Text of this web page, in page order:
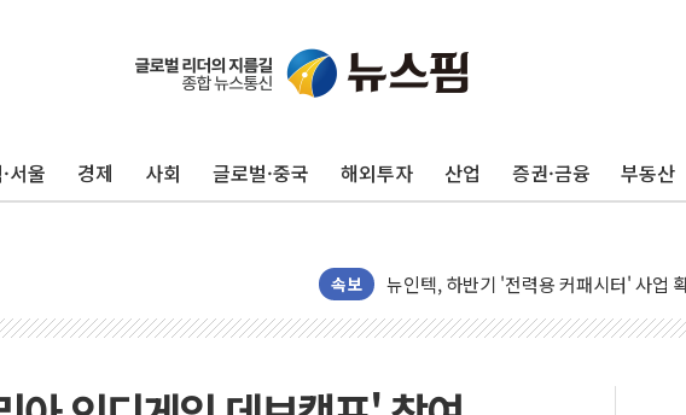
서울 경제 사회 글로벌·중국 해외투자 산업 증권·금융 부동산
속보
[단독] "입주민 갑질 아니다"…원주 A아
뉴인텍, 하반기 '전력용 커패시터' 사업
듀오백 정관영 대표, 자사주 추가 매입
휴젤, 매출 2545억원·영업익 1037억원